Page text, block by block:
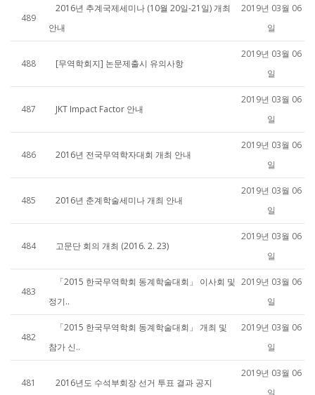
489
2016년 추계국제세미나 (10월 20일-21일) 개최
안내
2019년 03월 06
일
488 [무역학회지] 논문제출시 유의사항
2019년 03월 06
일
487 JKT Impact Factor 안내
2019년 03월 06
일
486 2016년 전국무역학자대회 개최 안내
2019년 03월 06
일
485 2016년 춘계학술세미나 개최 안내
2019년 03월 06
일
484 고문단 회의 개최 (2016. 2. 23)
2019년 03월 06
일
483
「2015 한국무역학회 동계학술대회」 이사회 및
정기..
2019년 03월 06
일
482
「2015 한국무역학회 동계학술대회」 개최 및
참가 신..
2019년 03월 06
일
481 2016년도 수석부회장 선거 투표 결과 공지
2019년 03월 06
일